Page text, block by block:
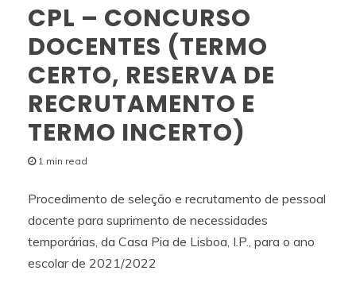
CPL – CONCURSO
DOCENTES (TERMO
CERTO, RESERVA DE
RECRUTAMENTO E
TERMO INCERTO)
1 min read
Procedimento de seleção e recrutamento de pessoal
docente para suprimento de necessidades
temporárias, da Casa Pia de Lisboa, I.P., para o ano
escolar de 2021/2022